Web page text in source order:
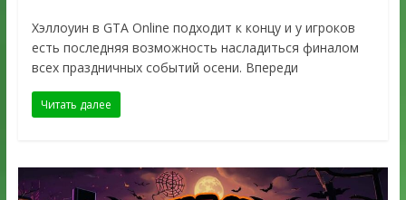
Хэллоуин в GTA Online подходит к концу и у игроков
есть последняя возможность насладиться финалом
всех праздничных событий осени. Впереди
Читать далее